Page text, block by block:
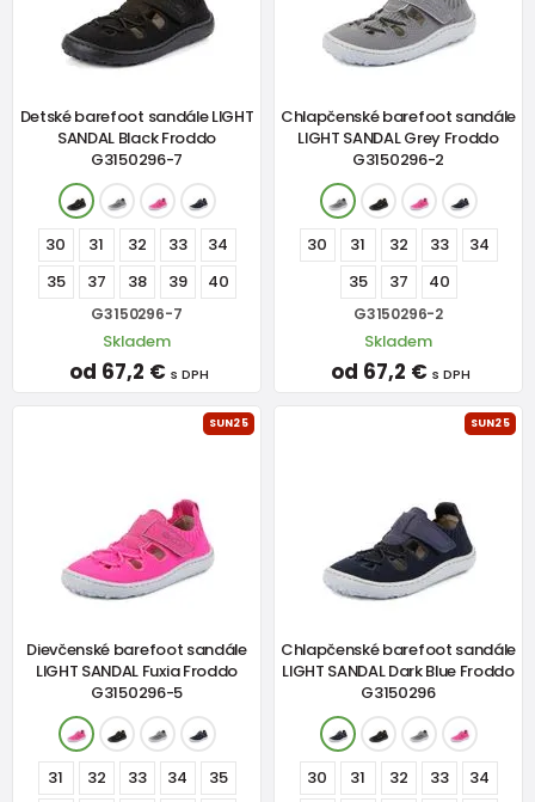
Detské barefoot sandále LIGHT
SANDAL Black Froddo
G3150296-7
30 31 32 33
34
35
37 38 39 40
G3150296-7
Skladem
od 67,2 € s DPH
Chlapčenské barefoot sandále
LIGHT SANDAL Grey Froddo
G3150296-2
30 31 32 33
34
35
37 40
G3150296-2
Skladem
od 67,2 € s DPH
SUN25
Dievčenské barefoot sandále
LIGHT SANDAL Fuxia Froddo
G3150296-5
31 32 33 34
35
SUN25
Chlapčenské barefoot sandále
LIGHT SANDAL Dark Blue Froddo
G3150296
30 31 32 33
34